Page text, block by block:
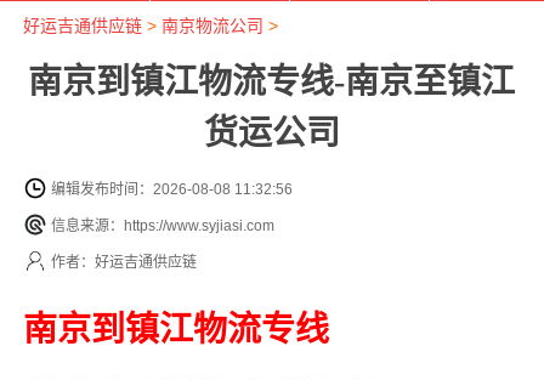
好运吉通供应链> 南京物流公司 >
南京到镇江物流专线-南京至镇江
货运公司
编辑发布时间：2026-08-08 11:32:56
信息来源：https://www.syjiasi.com
作者：好运吉通供应链
南京到镇江物流专线